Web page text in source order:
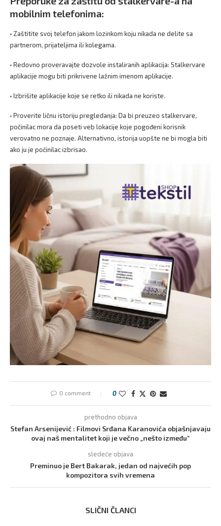
mobilnim telefonima:
• Zaštitite svoj telefon jakom lozinkom koju nikada ne delite sa
partnerom, prijateljima ili kolegama.
• Redovno proveravajte dozvole instaliranih aplikacija: Stalkervare
aplikacije mogu biti prikrivene lažnim imenom aplikacije.
• Izbrišite aplikacije koje se retko ili nikada ne koriste.
• Proverite ličnu istoriju pregledanja: Da bi preuzeo stalkervare,
počinilac mora da poseti veb lokacije koje pogođeni korisnik
verovatno ne poznaje. Alternativno, istorija uopšte ne bi mogla biti
ako ju je počinilac izbrisao.
0 comment 0
prethodno objava
Stefan Arsenijević : Filmovi Srđana Karanovića objašnjavaju
ovaj naš mentalitet koji je večno „nešto između“
sledeće objava
Preminuo je Bert Bakarak, jedan od najvećih pop
kompozitora svih vremena
SLIČNI ČLANCI